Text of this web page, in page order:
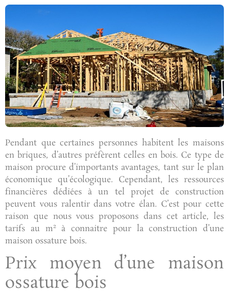
Pendant que certaines personnes habitent les maisons
en briques, d’autres préfèrent celles en bois. Ce type de
maison procure d’importants avantages, tant sur le plan
économique qu’écologique. Cependant, les ressources
financières dédiées à un tel projet de construction
peuvent vous ralentir dans votre élan. C’est pour cette
raison que nous vous proposons dans cet article, les
tarifs au m2à connaitre pour la construction d’une
maison ossature bois.
Prix moyen d’une maison
ossature bois